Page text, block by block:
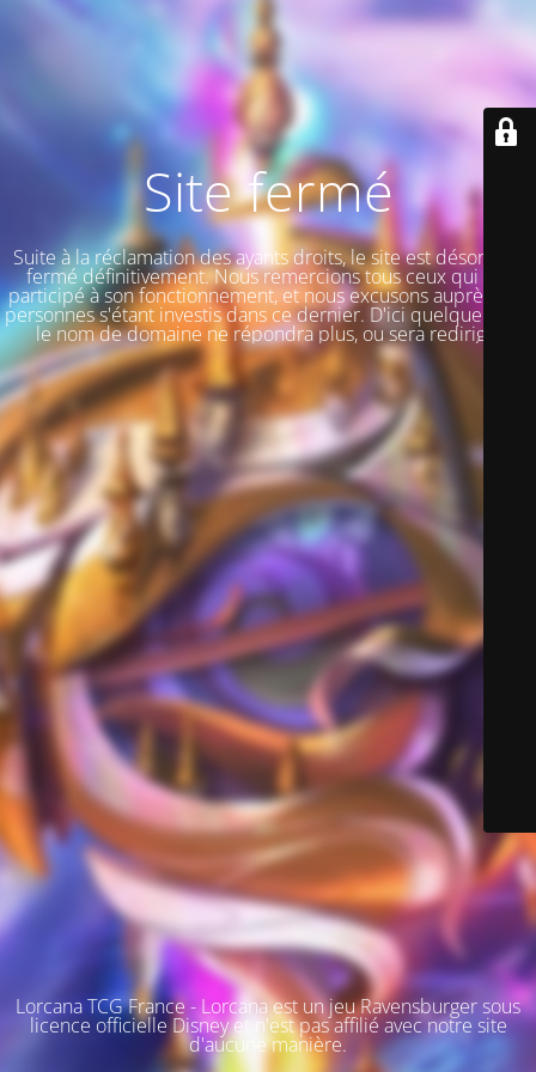
Site fermé
Suite à la réclamation des ayants droits, le site est désormais
fermé définitivement. Nous remercions tous ceux qui ont
participé à son fonctionnement, et nous excusons auprès des
personnes s'étant investis dans ce dernier. D'ici quelque jours,
le nom de domaine ne répondra plus, ou sera redirigé.
Lorcana TCG France - Lorcana est un jeu Ravensburger sous
licence officielle Disney et n'est pas affilié avec notre site
d'aucune manière.